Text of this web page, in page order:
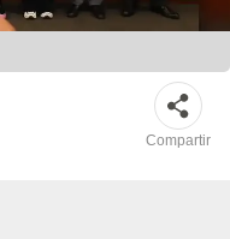
Compartir